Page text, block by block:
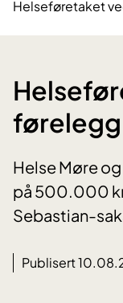
Helseføretaket
Helse Møre
på 500.000
Sebastian-
Publisert